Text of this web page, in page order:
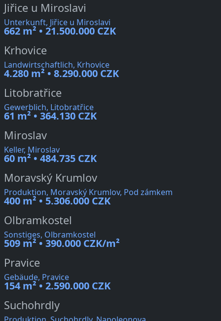
Jiřice u Miroslavi
Unterkunft, Jiřice u Miroslavi
662 m² • 21.500.000 CZK
Krhovice
Landwirtschaftlich, Krhovice
4.280 m² • 8.290.000 CZK
Litobratřice
Gewerblich, Litobratřice
61 m² • 364.130 CZK
Miroslav
Keller, Miroslav
60 m² • 484.735 CZK
Moravský Krumlov
Produktion, Moravský Krumlov, Pod zámkem
400 m² • 5.306.000 CZK
Olbramkostel
Sonstiges, Olbramkostel
509 m² • 390.000 CZK/m²
Pravice
Gebäude, Pravice
154 m² • 2.590.000 CZK
Suchohrdly